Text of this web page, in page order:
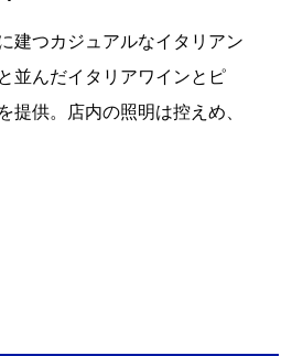
建つカジュアルなイタリアン
並んだイタリアワインとピ
提供。店内の照明は控えめ、